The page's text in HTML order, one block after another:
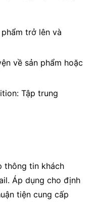
trở lên và
về sản phẩm hoặc
Tập trung
thông tin khách
Áp dụng cho định
tiện cung cấp